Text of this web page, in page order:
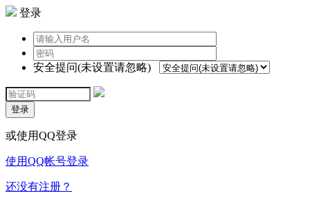
登录
安全提问(未设置请忽略)
登录
或使用QQ登录
使用QQ帐号登录
还没有注册？